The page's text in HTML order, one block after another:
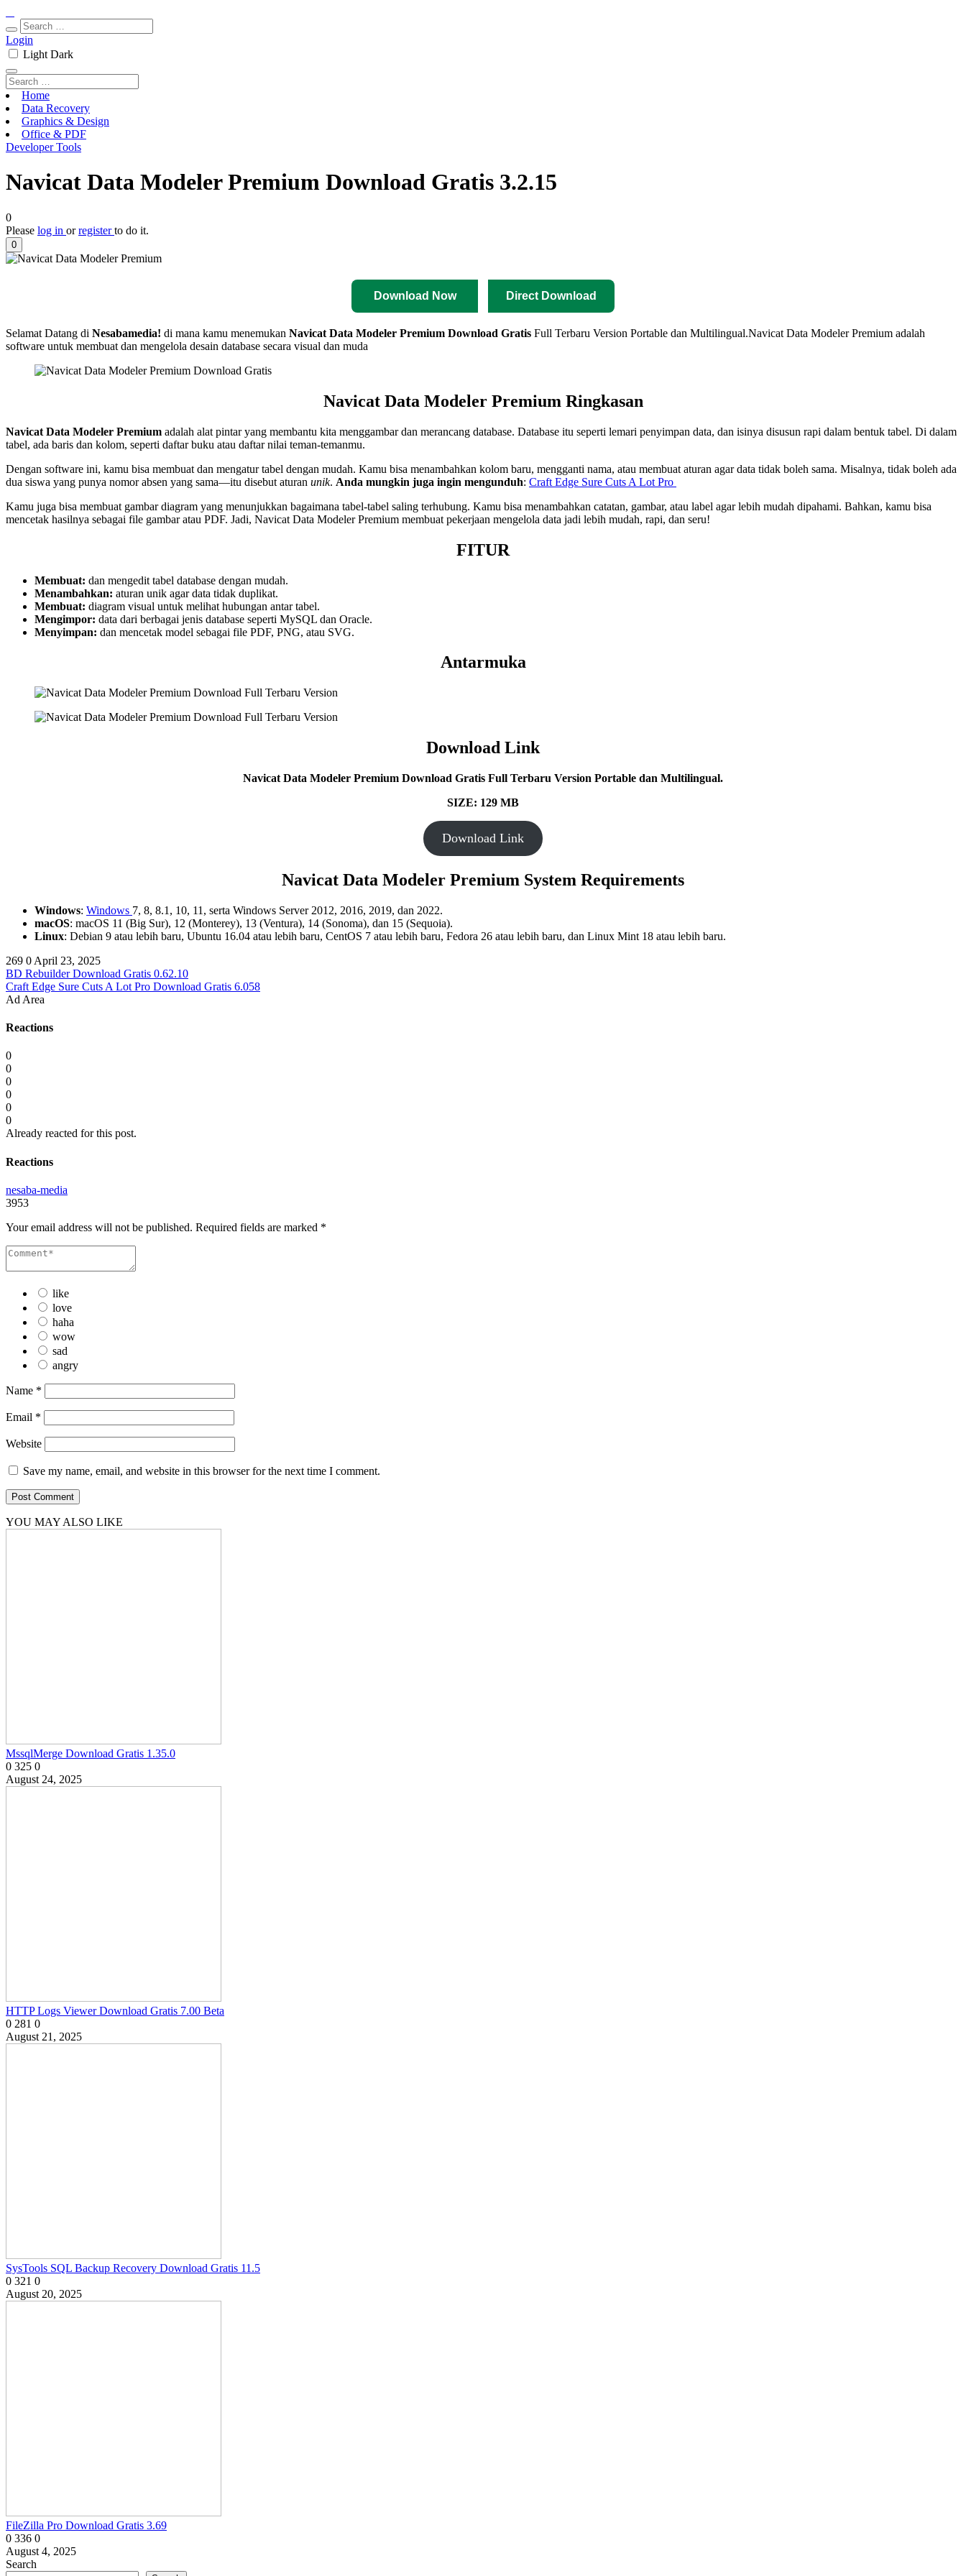
Login
Light Dark
Home
Data Recovery
Graphics & Design
Office & PDF
Developer Tools
Navicat Data Modeler Premium Download Gratis 3.2.15
0
Please log in orregisterto do it.
0
Download Now Direct Download
Selamat Datang di Nesabamedia! di mana kamu menemukan Navicat Data Modeler Premium Download Gratis Full Terbaru Version Portable dan Multilingual.Navicat Data Modeler Premium adalah
software untuk membuat dan mengelola desain database secara visual dan muda
Navicat Data Modeler Premium Ringkasan
Navicat Data Modeler Premium adalah alat pintar yang membantu kita menggambar dan merancang database. Database itu seperti lemari penyimpan data, dan isinya disusun rapi dalam bentuk tabel. Di dalam
tabel, ada baris dan kolom, seperti daftar buku atau daftar nilai teman-temanmu.
Dengan software ini, kamu bisa membuat dan mengatur tabel dengan mudah. Kamu bisa menambahkan kolom baru, mengganti nama, atau membuat aturan agar data tidak boleh sama. Misalnya, tidak boleh ada
dua siswa yang punya nomor absen yang sama—itu disebut aturan unik. Anda mungkin juga ingin mengunduh: Craft Edge Sure Cuts A Lot Pro
Kamu juga bisa membuat gambar diagram yang menunjukkan bagaimana tabel-tabel saling terhubung. Kamu bisa menambahkan catatan, gambar, atau label agar lebih mudah dipahami. Bahkan, kamu bisa
mencetak hasilnya sebagai file gambar atau PDF. Jadi, Navicat Data Modeler Premium membuat pekerjaan mengelola data jadi lebih mudah, rapi, dan seru!
FITUR
Membuat: dan mengedit tabel database dengan mudah.
Menambahkan: aturan unik agar data tidak duplikat.
Membuat: diagram visual untuk melihat hubungan antar tabel.
Mengimpor: data dari berbagai jenis database seperti MySQL dan Oracle.
Menyimpan: dan mencetak model sebagai file PDF, PNG, atau SVG.
Antarmuka
Download Link
Navicat Data Modeler Premium Download Gratis Full Terbaru Version Portable dan Multilingual.
SIZE: 129 MB
Download Link
Navicat Data Modeler Premium System Requirements
Windows: Windows 7, 8, 8.1, 10, 11, serta Windows Server 2012, 2016, 2019, dan 2022.
macOS: macOS 11 (Big Sur), 12 (Monterey), 13 (Ventura), 14 (Sonoma), dan 15 (Sequoia).
Linux: Debian 9 atau lebih baru, Ubuntu 16.04 atau lebih baru, CentOS 7 atau lebih baru, Fedora 26 atau lebih baru, dan Linux Mint 18 atau lebih baru.
269 0 April 23, 2025
BD Rebuilder Download Gratis 0.62.10
Craft Edge Sure Cuts A Lot Pro Download Gratis 6.058
Ad Area
Reactions
0
0
0
0
0
0
Already reacted for this post.
Reactions
nesaba-media
3953
Your email address will not be published. Required fields are marked *
like
love
haha
wow
sad
angry
Name *
Email *
Website
Save my name, email, and website in this browser for the next time I comment.
YOU MAY ALSO LIKE
MssqlMerge Download Gratis 1.35.0
0 325 0
August 24, 2025
HTTP Logs Viewer Download Gratis 7.00 Beta
0 281 0
August 21, 2025
SysTools SQL Backup Recovery Download Gratis 11.5
0 321 0
August 20, 2025
FileZilla Pro Download Gratis 3.69
0 336 0
August 4, 2025
Search